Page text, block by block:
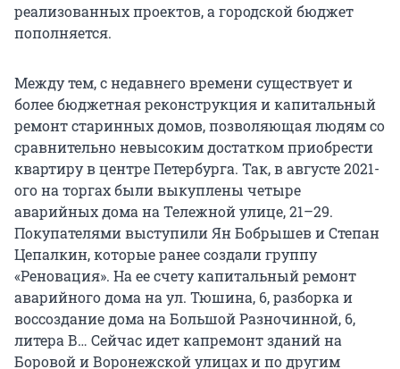
реализованных проектов, а городской бюджет
пополняется.
Между тем, с недавнего времени существует и
более бюджетная реконструкция и капитальный
ремонт старинных домов, позволяющая людям со
сравнительно невысоким достатком приобрести
квартиру в центре Петербурга. Так, в августе 2021-
ого на торгах были выкуплены четыре
аварийных дома на Тележной улице, 21–29.
Покупателями выступили Ян Бобрышев и Степан
Цепалкин, которые ранее создали группу
«Реновация». На ее счету капитальный ремонт
аварийного дома на ул. Тюшина, 6, разборка и
воссоздание дома на Большой Разночинной, 6,
литера В… Сейчас идет капремонт зданий на
Боровой и Воронежской улицах и по другим